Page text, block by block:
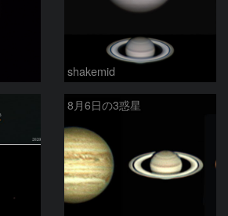
shakemid
8月6日の3惑星